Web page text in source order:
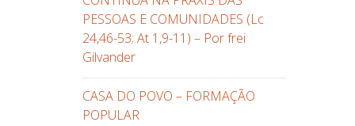
PESSOAS E COMUNIDADES (Lc
24,46-53; At 1,9-11) – Por frei
Gilvander
CASA DO POVO – FORMAÇÃO
POPULAR